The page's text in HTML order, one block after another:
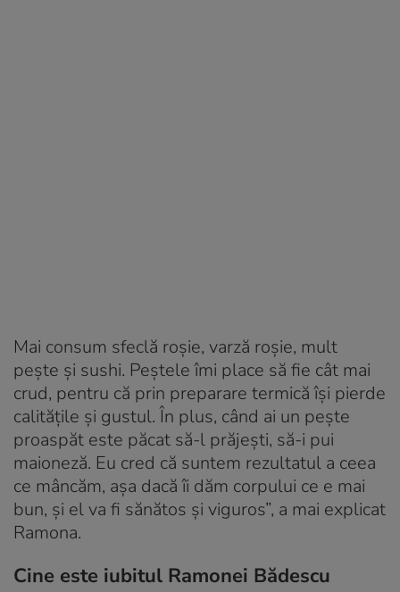
Mai consum sfeclă roșie, varză roșie, mult
pește și sushi. Peștele îmi place să fie cât mai
crud, pentru că prin preparare termică își pierde
calitățile și gustul. În plus, când ai un pește
proaspăt este păcat să-l prăjești, să-i pui
maioneză. Eu cred că suntem rezultatul a ceea
ce mâncăm, așa dacă îi dăm corpului ce e mai
bun, și el va fi sănătos și viguros”, a mai explicat
Ramona.
Cine este iubitul Ramonei Bădescu